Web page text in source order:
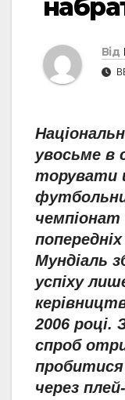
Від
увосьме в
торувати
чемпіонат
Мундіаль
успіху
2006 році.
спроб
через